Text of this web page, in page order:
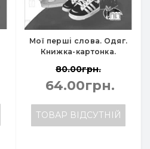
Мої перші слова. Одяг.
Книжка-картонка.
80.00грн.
64.00грн.
ТОВАР ВІДСУТНІЙ